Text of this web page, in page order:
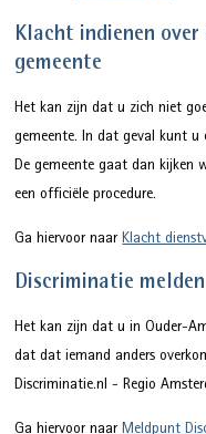
Klacht indienen
gemeente
Het kan zijn dat u zich niet
gemeente. In dat geval kunt u
De gemeente gaat dan kijken
een officiële procedure.
Ga hiervoor naarKlacht
Discriminatie melden
Het kan zijn dat u in Ouder-
dat dat iemand anders
Discriminatie.nl - Regio
Ga hiervoor naarMeldpunt